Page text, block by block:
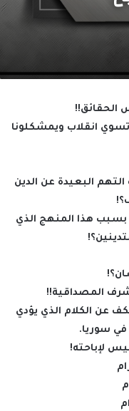
الحقائق!!
انقلاب ويمشكلونا
البعيدة عن الدين
بسبب هذا المنهج الذي
شرف المصداقية!!
عن الكلام الذي يؤدي
في سوريا.
لإباحته!